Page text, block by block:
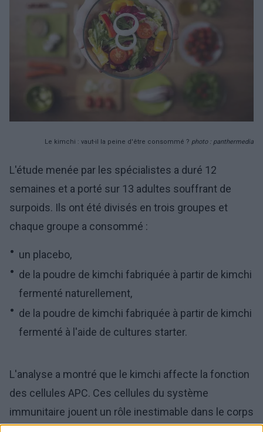
Le kimchi : vaut-il la peine d'être consommé ? photo : panthermedia
L'étude menée par les spécialistes a duré 12
semaines et a porté sur 13 adultes souffrant de
surpoids. Ils ont été divisés en trois groupes et
chaque groupe a consommé :
un placebo,
de la poudre de kimchi fabriquée à partir de kimchi
fermenté naturellement,
de la poudre de kimchi fabriquée à partir de kimchi
fermenté à l'aide de cultures starter.
L'analyse a montré que le kimchi affecte la fonction
des cellules APC. Ces cellules du système
immunitaire jouent un rôle inestimable dans le corps